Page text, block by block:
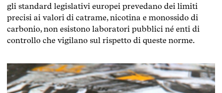
gli standard legislativi europei prevedano dei limiti
precisi ai valori di catrame, nicotina e monossido di
carbonio, non esistono laboratori pubblici né enti di
controllo che vigilano sul rispetto di queste norme.